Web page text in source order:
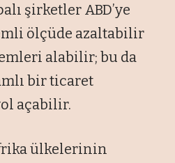
şirketler ABD’ye
ölçüde azaltabilir
alabilir; bu da
bir ticaret
açabilir.
ülkelerinin